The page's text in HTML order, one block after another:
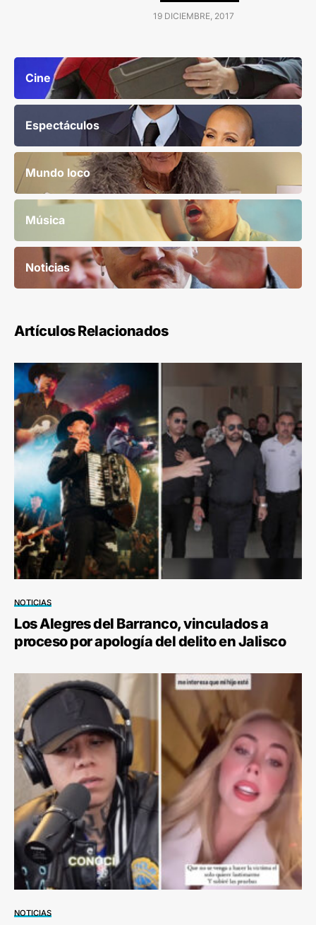
19 DICIEMBRE, 2017
Cine
Espectáculos
Mundo loco
Música
Noticias
Artículos Relacionados
NOTICIAS
Los Alegres del Barranco, vinculados a
proceso por apología del delito en Jalisco
NOTICIAS